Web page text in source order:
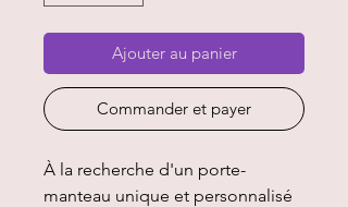
Ajouter au panier
Commander et payer
À la recherche d'un porte-
manteau unique et personnalisé